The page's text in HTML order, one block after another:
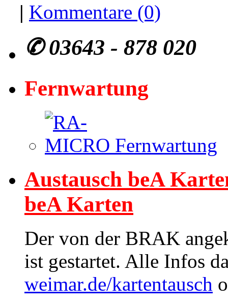
| Kommentare (0)
✆03643 - 878 020
Fernwartung
Austausch beA
beA Karten
Der von der BRAK
ist gestartet. Alle Infos
weimar.de/kartentausch